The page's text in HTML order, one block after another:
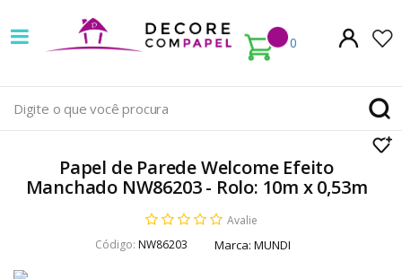
0
Decore
com
papel
é
pioneira
em
venda
Papel de Parede Welcome Efeito
Manchado NW86203 - Rolo: 10m x 0,53m
Avalie
Código: NW86203 Marca: MUNDI